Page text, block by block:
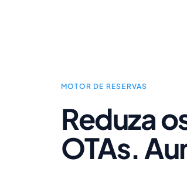
MOTOR DE RESERVAS
Reduza
OTAs.